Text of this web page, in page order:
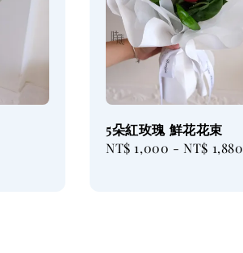
5朵紅玫瑰 鮮花花束
Regular
NT$ 1,000 -NT$ 1,880